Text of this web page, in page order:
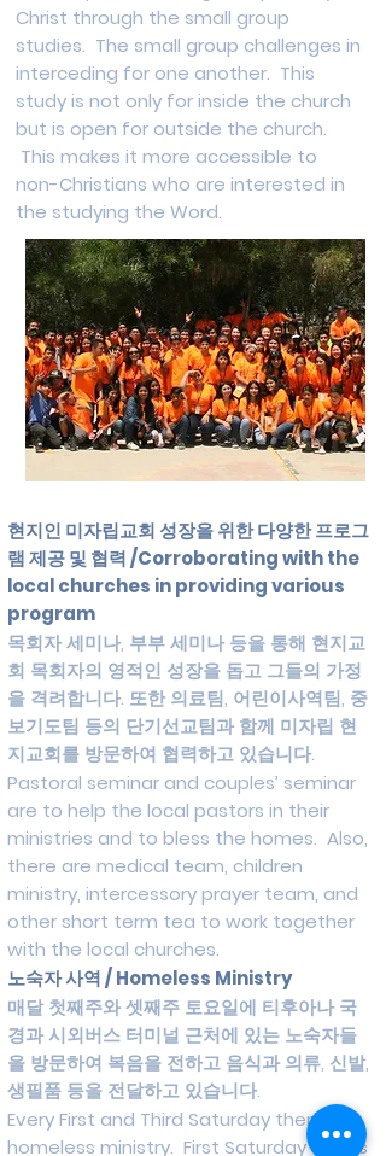
Christ through the small group
studies. The small group challenges in
interceding for one another. This
study is not only for inside the church
but is open for outside the church.
This makes it more accessible to
non-Christians who are interested in
the studying the Word.
현지인 미자립교회 성장을 위한 다양한 프로그
램 제공 및 협력 /Corroborating with the
local churches in providing various
program
목회자 세미나, 부부 세미나 등을 통해 현지교
회 목회자의 영적인 성장을 돕고 그들의 가정
을 격려합니다. 또한 의료팀, 어린이사역팀, 중
보기도팀 등의 단기선교팀과 함께 미자립 현
지교회를 방문하여 협력하고 있습니다.
Pastoral seminar and couples’ seminar
are to help the local pastors in their
ministries and to bless the homes. Also,
there are medical team, children
ministry, intercessory prayer team, and
other short term tea to work together
with the local churches.
노숙자 사역 / Homeless Ministry
​매달 첫째주와 셋째주 토요일에 티후아나 국
경과 시외버스 터미널 근처에 있는 노숙자들
을 방문하여 복음을 전하고 음식과 의류, 신발,
생필품 등을 전달하고 있습니다.
Every First and Third Saturday there is
homeless ministry. First Saturday at Bus